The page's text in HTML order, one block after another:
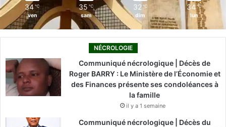
34 ℃
ven
35 ℃
sam
32 ℃
dim
34 ℃
lun
NÉCROLOGIE
Communiqué nécrologique | Décès de
Roger BARRY : Le Ministère de l’Économie et
des Finances présente ses condoléances à
la famille
il y a 1 semaine
Communiqué nécrologique | Décès du